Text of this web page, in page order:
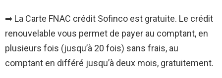
➡ La Carte FNAC crédit Sofinco est gratuite. Le crédit
renouvelable vous permet de payer au comptant, en
plusieurs fois (jusqu’à 20 fois) sans frais, au
comptant en différé jusqu’à deux mois, gratuitement.